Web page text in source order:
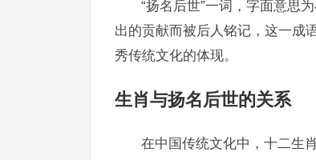
“扬名后世”一词，字面意思
出的贡献而被后人铭记，这一成
秀传统文化的体现。
生肖与扬名后世的关系
在中国传统文化中，十二生